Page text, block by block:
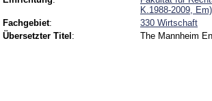
K.1988-2009, Em)
Fachgebiet:
330 Wirtschaft
Übersetzter Titel : The Mannheim